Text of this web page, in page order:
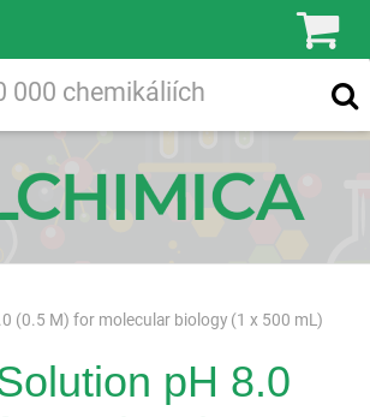
(0.5 M) for molecular biology (1 x 500 mL)
pH 8.0